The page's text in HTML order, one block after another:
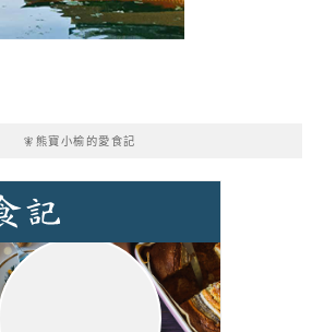
🧚熊寶小榆的愛食記